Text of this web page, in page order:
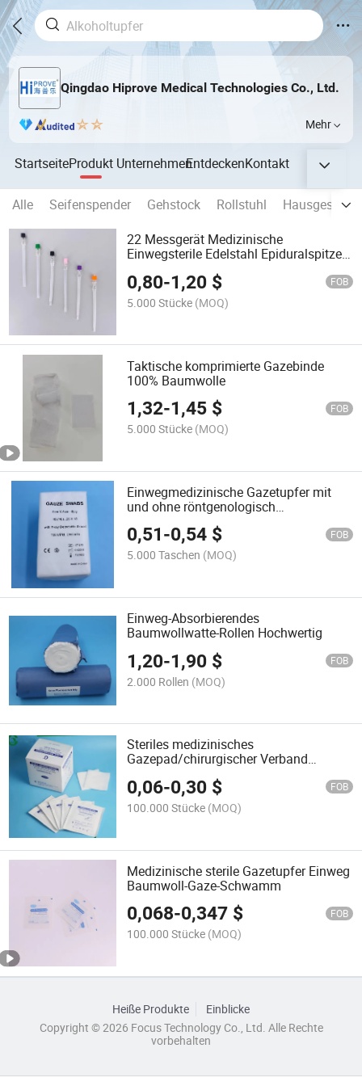
Qingdao Hiprove Medical Technologies Co., Ltd.
Mehr
StartseiteProdukt UnternehmenEntdeckenKontakt
Alle Seifenspender Gehstock Rollstuhl
22 Messgerät Medizinische
Einwegsterile Edelstahl Epiduralspitze
Anästhesie
0,80-1,20 $ FOB
5.000 Stücke (MOQ)
Taktische komprimierte Gazebinde
100% Baumwolle
1,32-1,45 $ FOB
5.000 Stücke (MOQ)
Einwegmedizinische Gazetupfer mit
und ohne röntgenologisch
nachweisbarem Faden-Gazetupfer
0,51-0,54 $ FOB
5.000 Taschen (MOQ)
Einweg-Absorbierendes
Baumwollwatte-Rollen Hochwertig
1,20-1,90 $ FOB
2.000 Rollen (MOQ)
Steriles medizinisches
Gazepad/chirurgischer Verband
medizinische saugfähige Pad
0,06-0,30 $ FOB
100.000 Stücke (MOQ)
Medizinische sterile Gazetupfer Einweg
Baumwoll-Gaze-Schwamm
0,068-0,347 $ FOB
100.000 Stücke (MOQ)
Heiße Produkte
Einblicke
Copyright © 2026 Focus Technology Co., Ltd. Alle Rechte
vorbehalten